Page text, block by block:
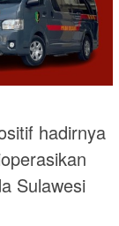
hadirnya
Sulawesi